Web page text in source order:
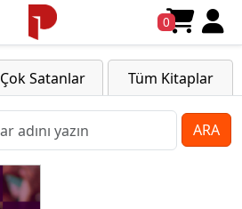
0
Çok Satanlar Tüm Kitaplar
ARA